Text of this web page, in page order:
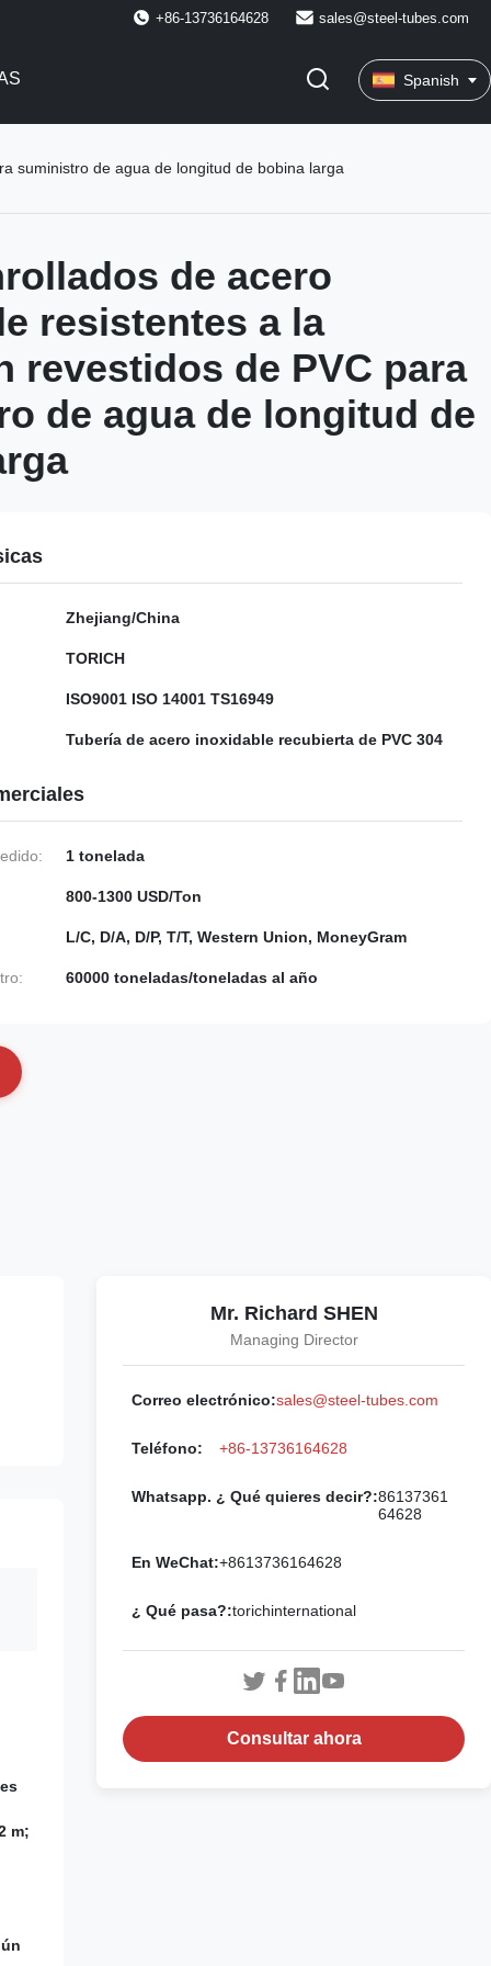
+86-13736164628 sales@steel-tubes.com
Spanish
suministro de agua de longitud de bobina larga
de acero
resistentes a la
revestidos de PVC para
de agua de longitud de
Zhejiang/China
TORICH
ISO9001 ISO 14001 TS16949
Tubería de acero inoxidable recubierta de PVC 304
1 tonelada
800-1300 USD/Ton
L/C, D/A, D/P, T/T, Western Union, MoneyGram
60000 toneladas/toneladas al año
m;
Mr. Richard SHEN
Managing Director
Correo electrónico:sales@steel-tubes.com
Teléfono: +86-13736164628
Whatsapp. ¿ Qué quieres decir?:86137361
64628
En WeChat:+8613736164628
¿ Qué pasa?:torichinternational
Consultar ahora